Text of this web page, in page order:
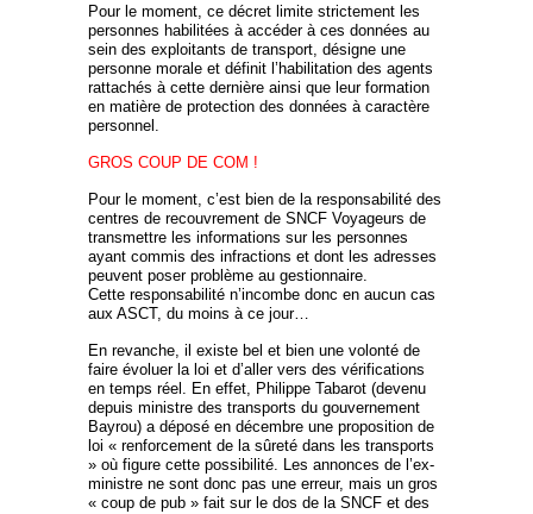
Pour le moment, ce décret limite strictement les
personnes habilitées à accéder à ces données au
sein des exploitants de transport, désigne une
personne morale et définit l’habilitation des agents
rattachés à cette dernière ainsi que leur formation
en matière de protection des données à caractère
personnel.
GROS COUP DE COM !
Pour le moment, c’est bien de la responsabilité des
centres de recouvrement de SNCF Voyageurs de
transmettre les informations sur les personnes
ayant commis des infractions et dont les adresses
peuvent poser problème au gestionnaire.
Cette responsabilité n’incombe donc en aucun cas
aux ASCT, du moins à ce jour…
En revanche, il existe bel et bien une volonté de
faire évoluer la loi et d’aller vers des vérifications
en temps réel. En effet, Philippe Tabarot (devenu
depuis ministre des transports du gouvernement
Bayrou) a déposé en décembre une proposition de
loi « renforcement de la sûreté dans les transports
» où figure cette possibilité. Les annonces de l’ex-
ministre ne sont donc pas une erreur, mais un gros
« coup de pub » fait sur le dos de la SNCF et des